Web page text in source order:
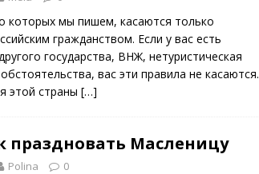
которых мы пишем, касаются только
гражданством. Если у вас есть
государства, ВНЖ, нетуристическая
вас эти правила не касаются.
этой страны […]
праздновать Масленицу
Polina 0